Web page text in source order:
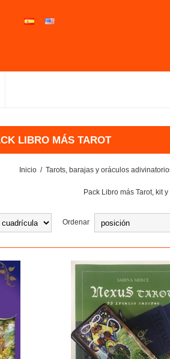
LIBRO MÁS TAROT
Inicio / Tarots, barajas y oráculos
Pack Libro más Tarot, kit
Ordenar